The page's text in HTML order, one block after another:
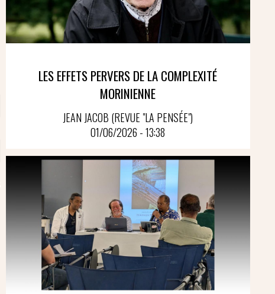
LES EFFETS PERVERS DE LA COMPLEXITÉ
MORINIENNE
JEAN JACOB (REVUE "LA PENSÉE")
01/06/2026 - 13:38